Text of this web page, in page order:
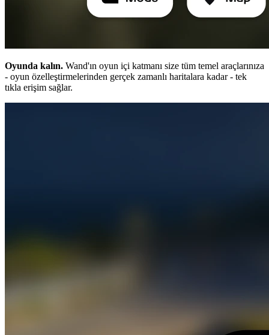
Oyunda kalın. Wand'ın oyun içi katmanı size tüm temel araçlarınıza
- oyun özelleştirmelerinden gerçek zamanlı haritalara kadar - tek
tıkla erişim sağlar.